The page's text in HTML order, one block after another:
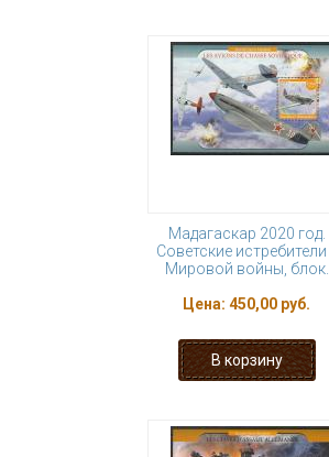
Мадагаскар 2020 год.
Советские истребители II
Мировой войны, блок.
Цена: 450,00 руб.